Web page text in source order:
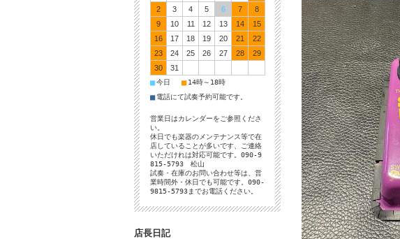
2
3 4 5 6 7
8
9
10 11 12 13 14
15
16
17 18 19 20 21
22
23
24 25 26 27 28
29
30
31
■今日 ■ 14時～18時
■ 電話にて試奏予約可能です。
営業日はカレンダーをご参照くださ
い。
休日でも楽器のメンテナンス等で在
店していることが多いです、ご連絡
いただけれは対応可能です。090-9
815-5793 松山
試奏・在庫のお問い合わせ等は、営
業時間外・休日でも可能です。090-
9815-5793までお電話ください。
店長日記